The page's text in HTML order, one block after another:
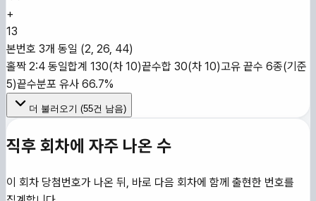
+
13
본번호 3개 동일 (2, 26, 44)
홀짝 2:4 동일합계 130(차 10)끝수합 30(차 10)고유 끝수 6종(기준
5)끝수분포 유사 66.7%
더 불러오기 (55건 남음)
직후 회차에 자주 나온 수
이 회차 당첨번호가 나온 뒤, 바로 다음 회차에 함께 출현한 번호를